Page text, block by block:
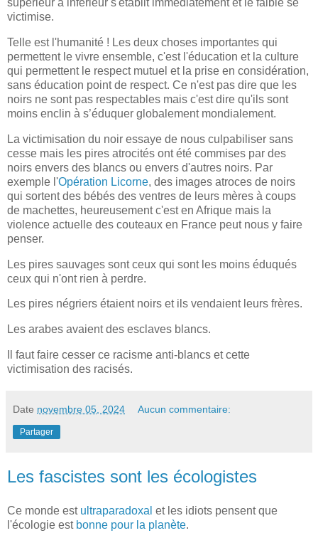
supérieur à inférieur s'établit immédiatement et le faible se
victimise.
Telle est l'humanité ! Les deux choses importantes qui
permettent le vivre ensemble, c'est l'éducation et la culture
qui permettent le respect mutuel et la prise en considération,
sans éducation point de respect. Ce n'est pas dire que les
noirs ne sont pas respectables mais c'est dire qu'ils sont
moins enclin à s’éduquer globalement mondialement.
La victimisation du noir essaye de nous culpabiliser sans
cesse mais les pires atrocités ont été commises par des
noirs envers des blancs ou envers d'autres noirs. Par
exemple l'Opération Licorne, des images atroces de noirs
qui sortent des bébés des ventres de leurs mères à coups
de machettes, heureusement c'est en Afrique mais la
violence actuelle des couteaux en France peut nous y faire
penser.
Les pires sauvages sont ceux qui sont les moins éduqués
ceux qui n'ont rien à perdre.
Les pires négriers étaient noirs et ils vendaient leurs frères.
Les arabes avaient des esclaves blancs.
Il faut faire cesser ce racisme anti-blancs et cette
victimisation des racisés.
Date novembre 05, 2024 Aucun commentaire:
Partager
Les fascistes sont les écologistes
Ce monde est ultraparadoxal et les idiots pensent que
l'écologie est bonne pour la planète.